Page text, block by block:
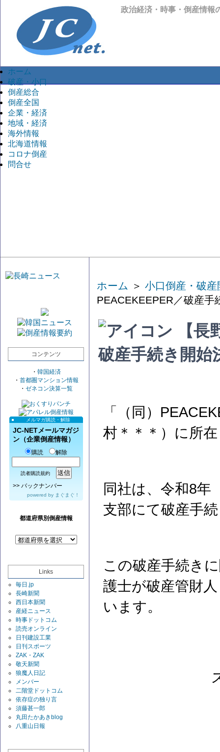
政治経済・時事・倒産情報
ホーム
破産・小口
倒産総合
倒産全国
企業・経済
地域・経済
海外情報
北海道情報
コロナ倒産
問合せ
コンテンツ
・ 韓国経済
・ 首都圏マンション情報
・ ゼネコン決算一覧
メルマガ購読・解除
JC-NETメールマガジ
ン（企業倒産情報）
購読 解除
読者購読規約
>> バックナンバー
powered by まぐまぐ！
都道府県別倒産情報
Links
毎日.jp
長崎新聞
西日本新聞
産経ニュース
時事ドットコム
読売オンライン
日刊建設工業
日刊スポーツ
ZAK・ZAK
敬天新聞
狼魔人日記
メンバー
二階堂ドットコム
依存症の独り言
須藤甚一郎
丸田たかあきblog
八重山日報
ホーム ＞ 小口倒産・破産
PEACEKEEPER／破産手
【長
破産手続き開始
「（同）
村＊＊＊）に所
同社は、令和8年
支部にて破産手
この破産手続き
護士が破産管財
います。